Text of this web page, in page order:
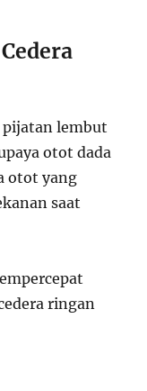
pijatan lembut
otot dada
otot yang
saat
ringan